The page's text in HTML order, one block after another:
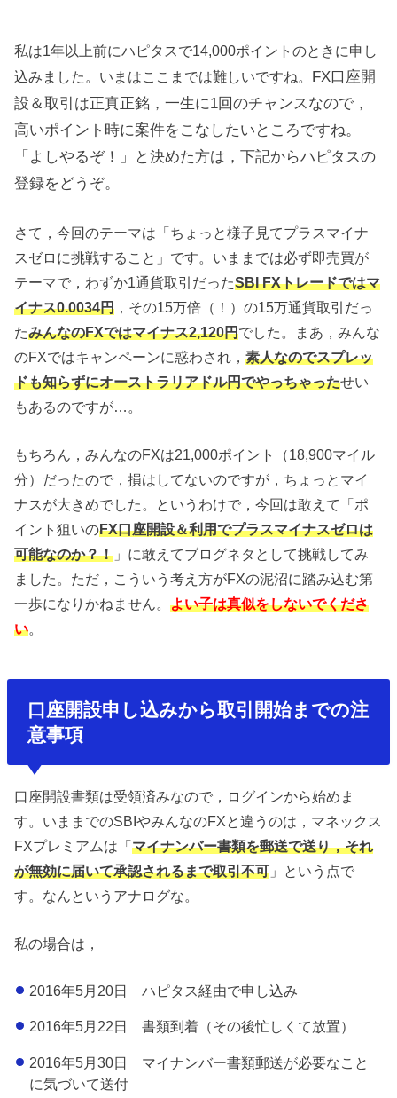
私は1年以上前にハピタスで14,000ポイントのときに申し
込みました。いまはここまでは難しいですね。 FX口座開
設＆取引は正真正銘，一生に1回のチャンスなので，
高いポイント時に案件をこなしたいところですね。
「よしやるぞ！」と決めた方は，下記からハピタスの
登録をどうぞ。
さて，今回のテーマは「ちょっと様子見てプラスマイナ
スゼロに挑戦すること」です。いままでは必ず即売買が
テーマで，わずか1通貨取引だったSBI FXトレードではマ
イナス0.0034円 ，その15万倍（！）の15万通貨取引だっ
たみんなのFXではマイナス2,120円でした。まあ，みんな
のFXではキャンペーンに惑わされ，素人なのでスプレッ
ドも知らずにオーストラリアドル円でやっちゃったせい
もあるのですが…。
もちろん，みんなのFXは21,000ポイント（18,900マイル
分）だったので，損はしてないのですが，ちょっとマイ
ナスが大きめでした。というわけで，今回は敢えて「ポ
イント狙いのFX口座開設＆利用でプラスマイナスゼロは
可能なのか？！ 」に敢えてブログネタとして挑戦してみ
ました。ただ，こういう考え方がFXの泥沼に踏み込む第
一歩になりかねません。よい子は真似をしないでくださ
い。
口座開設申し込みから取引開始までの注
意事項
口座開設書類は受領済みなので，ログインから始めま
す。いままでのSBIやみんなのFXと違うのは，マネックス
FXプレミアムは「マイナンバー書類を郵送で送り，それ
が無効に届いて承認されるまで取引不可 」という点で
す。なんというアナログな。
私の場合は，
2016年5月20日 ハピタス経由で申し込み
2016年5月22日 書類到着（その後忙しくて放置）
2016年5月30日 マイナンバー書類郵送が必要なこと
に気づいて送付